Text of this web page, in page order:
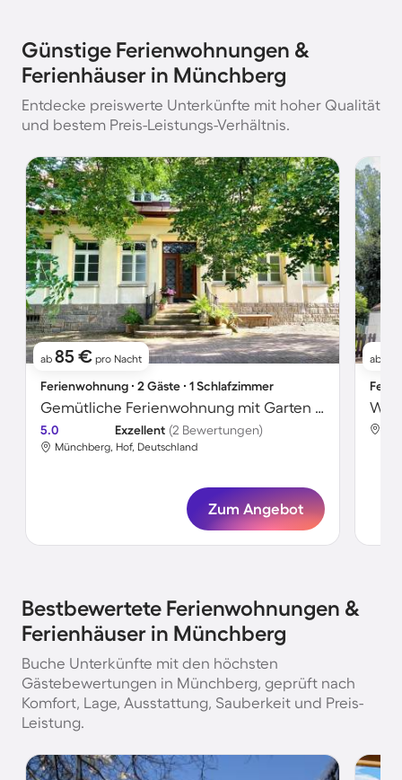
Günstige Ferienwohnungen &
Ferienhäuser in Münchberg
Entdecke preiswerte Unterkünfte mit hoher Qualität
und bestem Preis-Leistungs-Verhältnis.
ab 85 € pro Nacht
Ferienwohnung ∙ 2 Gäste ∙ 1 Schlafzimmer
Gemütliche Ferienwohnung mit Garten und Grill
5.0 Exzellent (2 Bewertungen)
Münchberg, Hof, Deutschland
Zum Angebot
ab
Bestbewertete Ferienwohnungen &
Ferienhäuser in Münchberg
Buche Unterkünfte mit den höchsten
Gästebewertungen in Münchberg, geprüft nach
Komfort, Lage, Ausstattung, Sauberkeit und Preis-
Leistung.